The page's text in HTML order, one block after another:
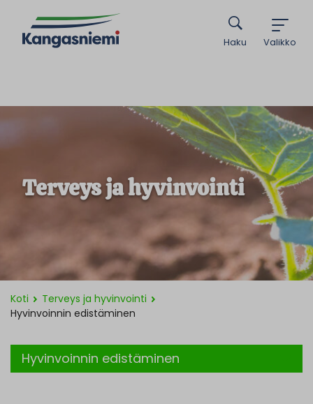
Valikko
Haku
Terveys ja hyvinvointi
Koti
Terveys ja hyvinvointi
Hyvinvoinnin edistäminen
Hyvinvoinnin edistäminen